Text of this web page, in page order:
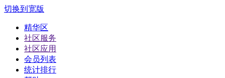
切换到宽版
精华区
社区服务
社区应用
会员列表
统计排行